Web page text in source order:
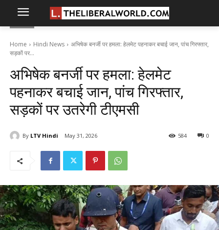
Home Hindi News
अभिषेक बनर्जी पर हमला: हेलमेट पहनाकर बचाई जान, पांच गिरफ्तार,
सड़कों पर...
अभिषेक बनर्जी पर हमला: हेलमेट
पहनाकर बचाई जान, पांच गिरफ्तार,
सड़कों पर उतरेगी टीएमसी
By LTV Hindi May 31, 2026 0
584